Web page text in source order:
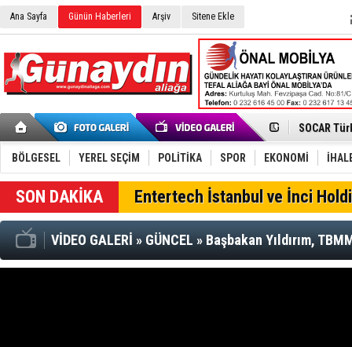
Ana Sayfa Günün Haberleri Arşiv Sitene Ekle
Onat
Aliağa'da
Furkan
Chp
AK Parti
Trafiği
Alto,
Aliağa'daki
Chp
BÖLGESEL YEREL SEÇİM POLİTİKA SPOR EKONOMİ
Entertech İstanbul ve İnci
VİDEO GALERİ » GÜNCEL » Başbakan Yıldırım,